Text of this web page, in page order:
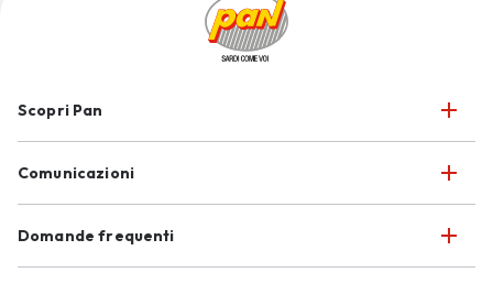
Scopri Pan
Comunicazioni
Domande frequenti